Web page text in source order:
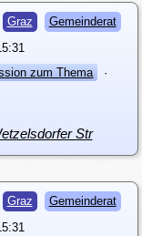
Graz Gemeinderat
zum Thema
·
Str
Graz Gemeinderat